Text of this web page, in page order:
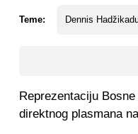
Teme: Dennis
Reprezentaciju
direktnog plasmana